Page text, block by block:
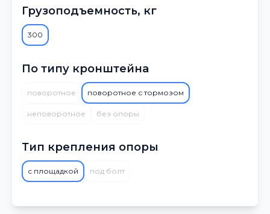
Грузоподъемность, кг
300
По типу кронштейна
поворотное поворотное с тормозом
неповоротное без опоры
Тип крепления опоры
с площадкой под болт